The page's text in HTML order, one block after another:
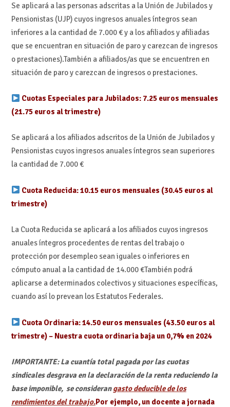
Se aplicará a las personas adscritas a la Unión de Jubilados y
Pensionistas (UJP) cuyos ingresos anuales íntegros sean
inferiores a la cantidad de 7.000 € y a los afiliados y afiliadas
que se encuentran en situación de paro y carezcan de ingresos
o prestaciones).También a afiliados/as que se encuentren en
situación de paro y carezcan de ingresos o prestaciones.
Cuotas Especiales para Jubilados: 7.25 euros mensuales
(21.75 euros al trimestre)
Se aplicará a los afiliados adscritos de la Unión de Jubilados y
Pensionistas cuyos ingresos anuales íntegros sean superiores
la cantidad de 7.000 €
Cuota Reducida: 10.15 euros mensuales (30.45 euros al
trimestre)
La Cuota Reducida se aplicará a los afiliados cuyos ingresos
anuales íntegros procedentes de rentas del trabajo o
protección por desempleo sean iguales o inferiores en
cómputo anual a la cantidad de 14.000 €También podrá
aplicarse a determinados colectivos y situaciones específicas,
cuando así lo prevean los Estatutos Federales.
Cuota Ordinaria: 14.50 euros mensuales (43.50 euros al
trimestre) – Nuestra cuota ordinaria baja un 0,7% en 2024
IMPORTANTE: La cuantía total pagada por las cuotas
sindicales desgrava en la declaración de la renta reduciendo la
base imponible, se considerangasto deducible de los
rendimientos del trabajo.Por ejemplo, un docente a jornada